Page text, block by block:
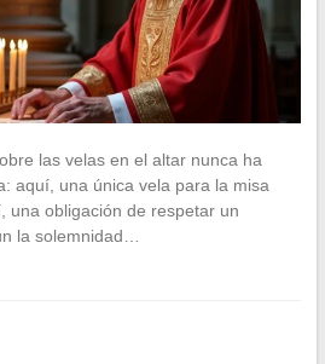
las velas en el altar nunca ha
aquí, una única vela para la misa
una obligación de respetar un
la solemnidad…